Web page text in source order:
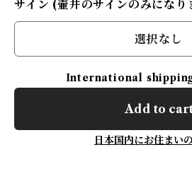
サイン (壷井のサインのみになり
選択なし
International
Add to
日本国内にお住まい